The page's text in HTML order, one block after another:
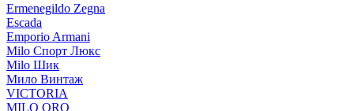
Ermenegildo Zegna
Escada
Emporio Armani
Milo Спорт Люкс
Milo Шик
Мило Винтаж
VICTORIA
MILO ORO